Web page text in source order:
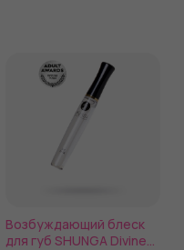
Возбуждающий блеск
для губ SHUNGA Divine